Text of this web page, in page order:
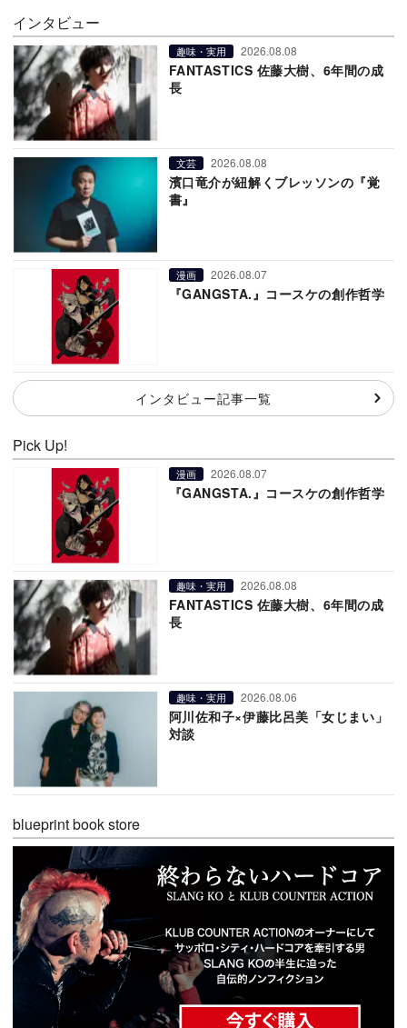
インタビュー
趣味・実用 2026.08.08
FANTASTICS 佐藤大樹、6年間の成
長
文芸 2026.08.08
濱口竜介が紐解くブレッソンの『覚
書』
漫画 2026.08.07
『GANGSTA.』コースケの創作哲学
インタビュー記事一覧
Pick Up!
漫画 2026.08.07
『GANGSTA.』コースケの創作哲学
趣味・実用 2026.08.08
FANTASTICS 佐藤大樹、6年間の成
長
趣味・実用 2026.08.06
阿川佐和子×伊藤比呂美「女じまい」
対談
blueprint book store